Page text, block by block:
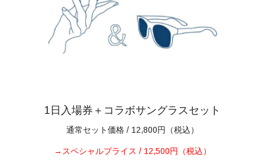
1日入場券＋コラボサングラスセット
通常セット価格 / 12,800円（税込）
→スペシャルプライス / 12,500円（税込）